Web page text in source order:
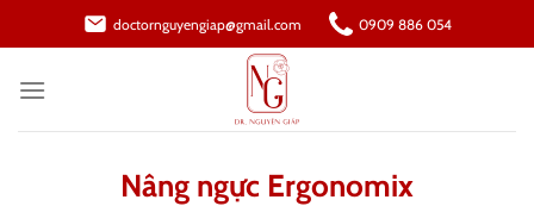
qua
dung
doctornguyengiap@gmail.com 0909 886 054
Nâng ngực Ergonomix